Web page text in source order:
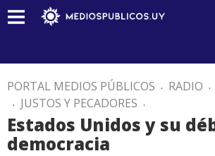
PORTAL MEDIOS PÚBLICOS . RADIO .
. JUSTOS Y PECADORES .
Estados Unidos y su
democracia